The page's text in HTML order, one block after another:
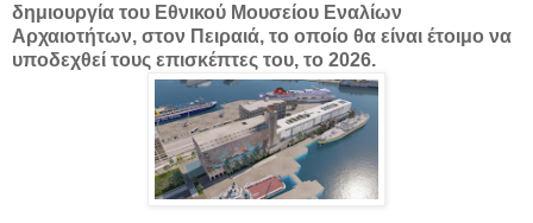
δημιουργία του Εθνικού Μουσείου Εναλίων
Αρχαιοτήτων, στον Πειραιά, το οποίο θα είναι έτοιμο να
υποδεχθεί τους επισκέπτες του, το 2026.